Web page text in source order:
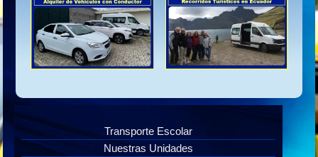
Transporte Escolar
Nuestras Unidades